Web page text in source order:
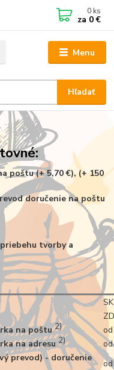
Menu
Hľadať
0 ks
za 0 €
poštu (+ 5,70 €), (+ 150
doručenie na poštu
tvorby a
SK
na poštu 2)
na adresu 2)
prevod) - doručenie